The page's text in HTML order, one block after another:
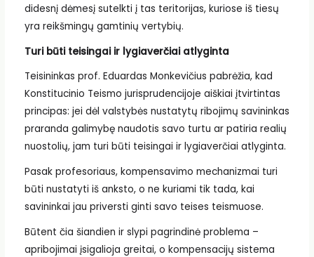
didesnį dėmesį sutelkti į tas teritorijas, kuriose iš tiesų
yra reikšmingų gamtinių vertybių.
Turi būti teisingai ir lygiaverčiai atlyginta
Teisininkas prof. Eduardas Monkevičius pabrėžia, kad
Konstitucinio Teismo jurisprudencijoje aiškiai įtvirtintas
principas: jei dėl valstybės nustatytų ribojimų savininkas
praranda galimybę naudotis savo turtu ar patiria realių
nuostolių, jam turi būti teisingai ir lygiaverčiai atlyginta.
Pasak profesoriaus, kompensavimo mechanizmai turi
būti nustatyti iš anksto, o ne kuriami tik tada, kai
savininkai jau priversti ginti savo teises teismuose.
Būtent čia šiandien ir slypi pagrindinė problema –
apribojimai įsigalioja greitai, o kompensacijų sistema